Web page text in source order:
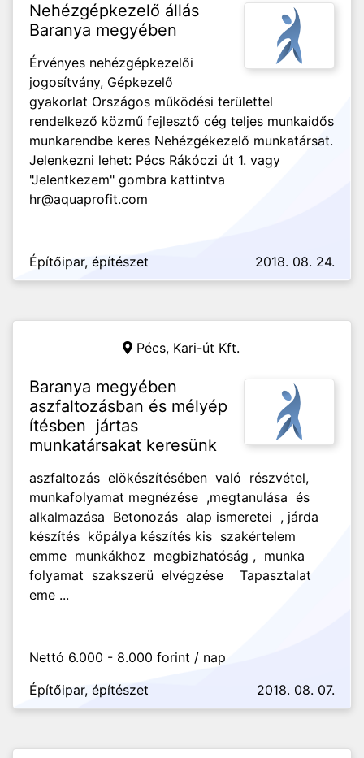
Nehézgépkezelő állás
Baranya megyében
Érvényes nehézgépkezelői
jogosítvány, Gépkezelő
gyakorlat Országos működési területtel
rendelkező közmű fejlesztő cég teljes munkaidős
munkarendbe keres Nehézgékezelő munkatársat.
Jelenkezni lehet: Pécs Rákóczi út 1. vagy
"Jelentkezem" gombra kattintva
hr@aquaprofit.com
Építőipar, építészet 2018. 08. 24.
Pécs, Kari-út Kft.
Baranya megyében
aszfaltozásban és mélyép
ítésben jártas
munkatársakat keresünk
aszfaltozás elökészítésében való részvétel,
munkafolyamat megnézése ,megtanulása és
alkalmazása Betonozás alap ismeretei , járda
készítés köpálya készítés kis szakértelem
emme munkákhoz megbizhatóság , munka
folyamat szakszerü elvégzése Tapasztalat
eme ...
Nettó 6.000 - 8.000 forint / nap
Építőipar, építészet
2018. 08. 07.